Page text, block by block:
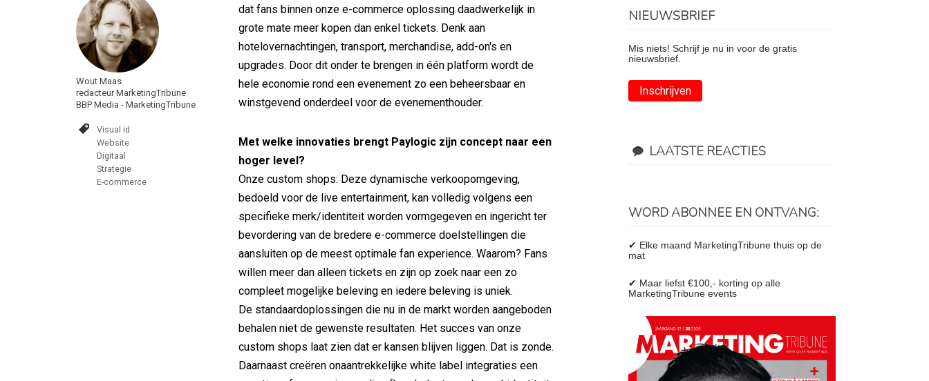
Wout Maas
redacteur MarketingTribune
BBP Media - MarketingTribune
Visual id
Website
Digitaal
Strategie
E-commerce
dat fans binnen onze e-commerce oplossing daadwerkelijk in
grote mate meer kopen dan enkel tickets. Denk aan
hotelovernachtingen, transport, merchandise, add-on's en
upgrades. Door dit onder te brengen in één platform wordt de
hele economie rond een evenement zo een beheersbaar en
winstgevend onderdeel voor de evenementhouder.
Met welke innovaties brengt Paylogic zijn concept naar een
hoger level?
Onze custom shops: Deze dynamische verkoopomgeving,
bedoeld voor de live entertainment, kan volledig volgens een
specifieke merk/identiteit worden vormgegeven en ingericht ter
bevordering van de bredere e-commerce doelstellingen die
aansluiten op de meest optimale fan experience. Waarom? Fans
willen meer dan alleen tickets en zijn op zoek naar een zo
compleet mogelijke beleving en iedere beleving is uniek.
De standaardoplossingen die nu in de markt worden aangeboden
behalen niet de gewenste resultaten. Het succes van onze
custom shops laat zien dat er kansen blijven liggen. Dat is zonde.
Daarnaast creëren onaantrekkelijke white label integraties een
NIEUWSBRIEF
Mis niets! Schrijf je nu in voor de gratis
nieuwsbrief.
Inschrijven
LAATSTE REACTIES
WORD ABONNEE EN ONTVANG:
✔ Elke maand MarketingTribune thuis op de
mat
✔ Maar liefst €100,- korting op alle
MarketingTribune events